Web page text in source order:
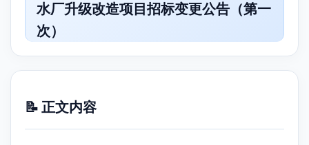
水厂升级改造项目招标变更公告（第一
次）
📝 正文内容